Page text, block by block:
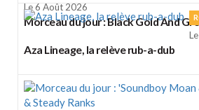
Le 6 Août 2026
Morceau du jour : Black Gold And
Aza Lineage, la relève rub-a-dub